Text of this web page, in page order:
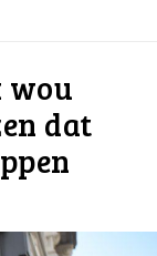
wou
dat